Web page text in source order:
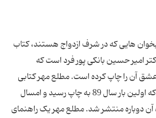
هایی که در شرف ازدواج هستند، کتاب
امیر حسین بانکی پور فرد است که
آن را چاپ کرده است. مطلع مهر کتابی
266صفحه ای است که اولین بار سال 89 به چاپ رسید و امسال
دوباره منتشر شد. مطلع مهر یک راهنمای